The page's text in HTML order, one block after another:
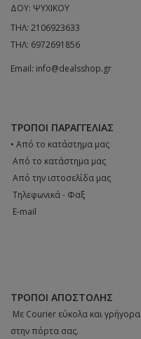
ΔΟΥ: ΨΥΧΙΚΟΥ
ΤΗΛ: 2106923633
ΤΗΛ: 6972691856
Email: info@dealsshop.gr
ΤΡΌΠΟΙ ΠΑΡΑΓΓΕΛΊΑΣ
• Από το κατάστημα μας
 Από το κατάστημα μας
 Από την ιστοσελίδα μας
 Tηλεφωνικά - Φαξ
 E-mail
ΤΡΌΠΟΙ ΑΠΟΣΤΟΛΉΣ
 Με Courier εύκολα και γρήγορα
στην πόρτα σας.